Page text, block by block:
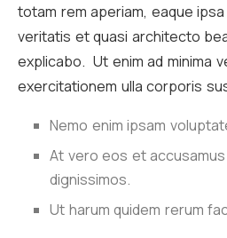
totam rem aperiam, eaque
veritatis et quasi architecto
explicabo. Ut enim ad minima
exercitationem ulla corporis
Nemo enim ipsam
At vero eos et
dignissimos.
Ut harum quidem rerum